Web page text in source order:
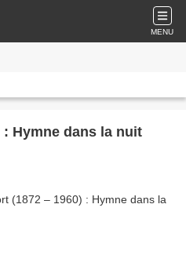
MENU
: Hymne dans la nuit